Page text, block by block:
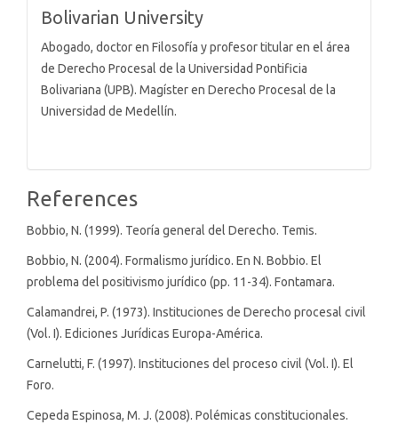
Bolivarian University
Abogado, doctor en Filosofía y profesor titular en el área
de Derecho Procesal de la Universidad Pontificia
Bolivariana (UPB). Magíster en Derecho Procesal de la
Universidad de Medellín.
References
Bobbio, N. (1999). Teoría general del Derecho. Temis.
Bobbio, N. (2004). Formalismo jurídico. En N. Bobbio. El
problema del positivismo jurídico (pp. 11-34). Fontamara.
Calamandrei, P. (1973). Instituciones de Derecho procesal civil
(Vol. I). Ediciones Jurídicas Europa-América.
Carnelutti, F. (1997). Instituciones del proceso civil (Vol. I). El
Foro.
Cepeda Espinosa, M. J. (2008). Polémicas constitucionales.